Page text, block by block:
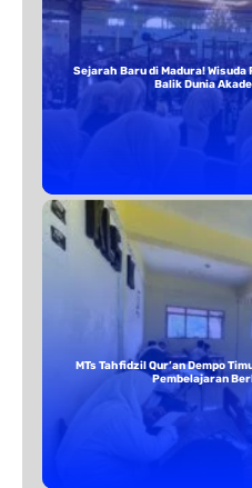
Sejarah Baru di Madura!
Balik Dunia
MTs Tahfidzil Qur’an Dempo
Pembelajaran